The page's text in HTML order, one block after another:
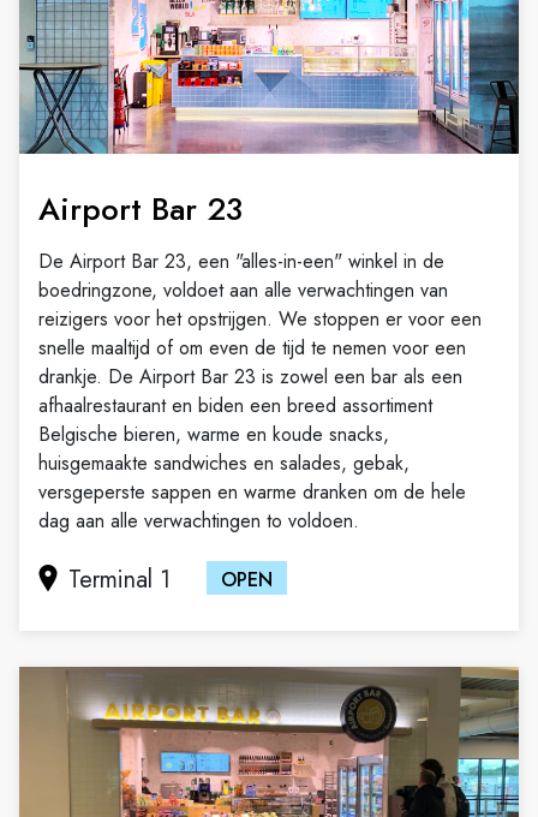
Airport Bar 23
De Airport Bar 23, een "alles-in-een" winkel in de
boedringzone, voldoet aan alle verwachtingen van
reizigers voor het opstrijgen. We stoppen er voor een
snelle maaltijd of om even de tijd te nemen voor een
drankje. De Airport Bar 23 is zowel een bar als een
afhaalrestaurant en biden een breed assortiment
Belgische bieren, warme en koude snacks,
huisgemaakte sandwiches en salades, gebak,
versgeperste sappen en warme dranken om de hele
dag aan alle verwachtingen to voldoen.
Terminal 1 OPEN